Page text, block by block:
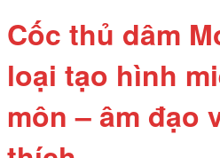
Cốc thủ dâm
loại tạo hình
môn – âm đạo